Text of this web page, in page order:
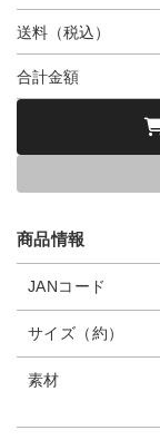
送料（税込）
合計金額
商品情報
JANコード
サイズ（約）
素材